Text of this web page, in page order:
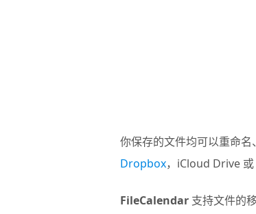
你保存的文件均可以重命
Dropbox，iCloud Drive
FileCalendar支持文件的